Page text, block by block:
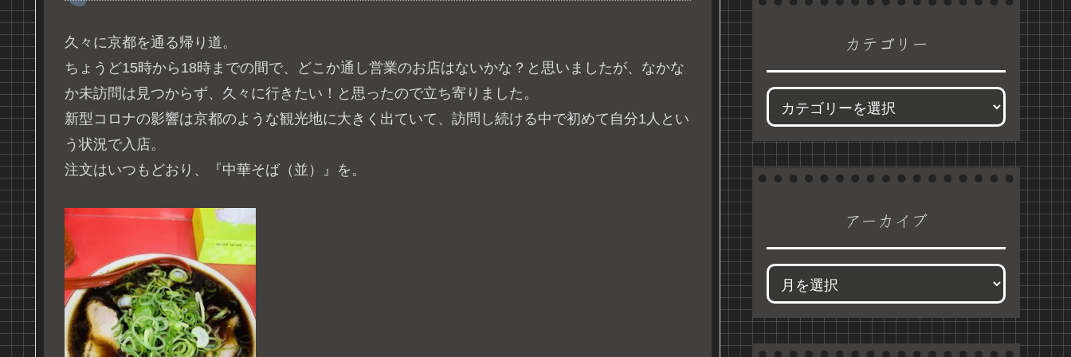
久々に京都を通る帰り道。
ちょうど15時から18時までの間で、どこか通し営業のお店はないかな？と思いましたが、なかな
か未訪問は見つからず、久々に行きたい！と思ったので立ち寄りました。
新型コロナの影響は京都のような観光地に大きく出ていて、訪問し続ける中で初めて自分1人とい
う状況で入店。
注文はいつもどおり、『中華そば（並）』を。
カテゴリー
アーカイブ